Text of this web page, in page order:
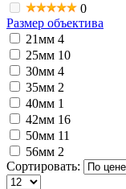
0
Размер объектива
21мм 4
25мм 10
30мм 4
35мм 2
40мм 1
42мм 16
50мм 11
56мм 2
Сортировать: